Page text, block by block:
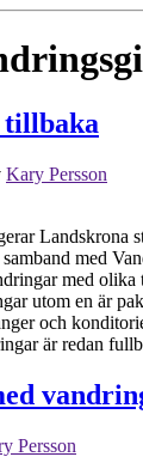
tillbaka
Kary Persson
Landskrona
med
med olika
utom en är
och
är redan
Persson